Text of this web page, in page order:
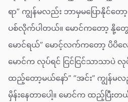
ရာ” ကျွန်မလည်း ဘာမှမပြောနိုင်တေ
ပစ်လိုက်ပါတယ်။ မောင်ကတော့ နို့တွ
မောင်ရယ်” မောင့်လက်ကတော့ ပိပိ
မောင်က လုပ်ရင် ငြင်ငြင်သာသာပဲ
ထည့်တော့မယ်နော်” “အင်း” ကျွန်မလ
မှိန်းနေတာပေါ့။ မောင်က ထည့်ပြီး